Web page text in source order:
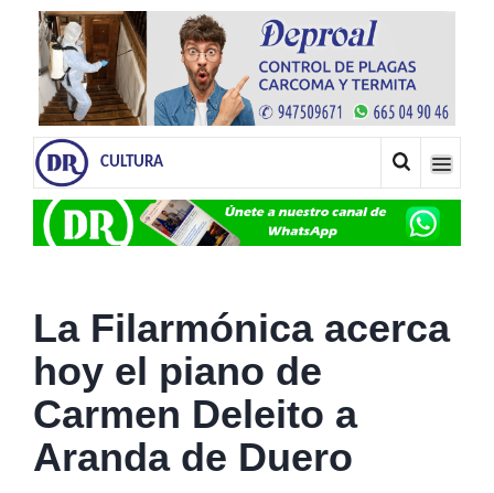
CULTURA
La Filarmónica acerca
hoy el piano de
Carmen Deleito a
Aranda de Duero